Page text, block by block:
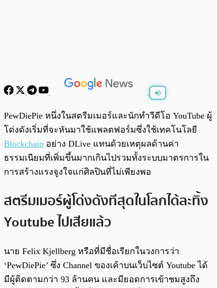
0:00
PewDiePie หนึ่งในสตรีมเมอร์และนักทำวีดีโอ YouTube ผู้
โด่งดังเริ่มที่จะหันมาใช้แพลตฟอร์มซึ่งใช้เทคโนโลยี
Blockchain อย่าง DLive แทนด้วยเหตุผลด้านค่า
ธรรมเนียมที่เพิ่มขึ้นมากเกินไปรวมทั้งระบบมาตรการใน
การสร้างแรงจูงใจแก่ศิลปินที่ไม่เพียงพอ
สตรีมเมอร์ผู้โด่งดังทีสุดในโลกได้ละทิ้ง
Youtube ไปเสียแล้ว
นาย Felix Kjellberg หรือที่มีชื่อเรียกในวงการว่า
‘PewDiePie’ ซึ่ง Channel ของเค้าบนเว็บไซต์ Youtube ได้
มีผู้ติดตามกว่า 93 ล้านคน และมียอดการเข้าชมสูงถึง